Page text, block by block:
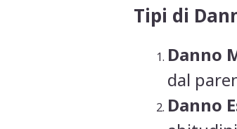
Tipi di
Danno
dal
Danno